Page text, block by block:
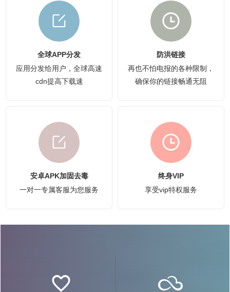
全球APP分发
应用分发给用户，全球高速
cdn提高下载速
防洪链接
再也不怕电报的各种限制，
确保你的链接畅通无阻
安卓APK加固去毒
一对一专属客服为您服务
终身VIP
享受vip特权服务